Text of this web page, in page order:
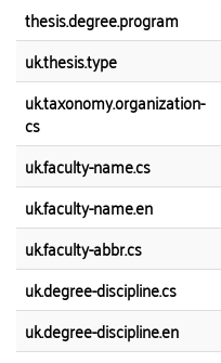
thesis.degree.program
uk.thesis.type
uk.taxonomy.organization-
cs
uk.faculty-name.cs
uk.faculty-name.en
uk.faculty-abbr.cs
uk.degree-discipline.cs
uk.degree-discipline.en